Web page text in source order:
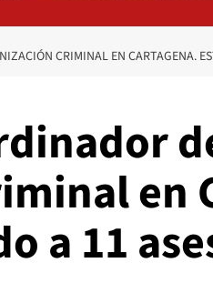
CRIMINAL EN CARTAGENA.
en
a 11